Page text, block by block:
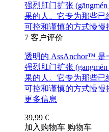
强烈肛门扩张
果的人。它专为那些已
可控和谨慎的方式慢慢
7 客户评价
透明的 AssAnchor™ 是
强烈肛门扩张
果的人。它专为那些已
可控和谨慎的方式慢慢
更多信息
39,99 €
加入购物车 购物车